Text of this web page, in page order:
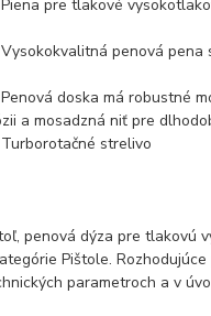
pre tlakové
penová pena
doska má robustné
a mosadzná niť pre
strelivo
penová dýza pre tlakovú
Pištole.
parametroch a v